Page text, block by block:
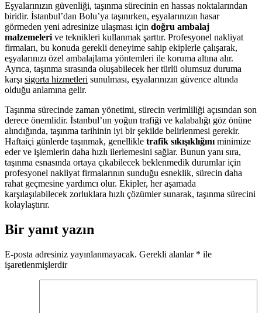
Eşyalarınızın güvenliği, taşınma sürecinin en hassas noktalarından
biridir. İstanbul’dan Bolu’ya taşınırken, eşyalarınızın hasar
görmeden yeni adresinize ulaşması için doğru ambalaj
malzemeleri ve teknikleri kullanmak şarttır. Profesyonel nakliyat
firmaları, bu konuda gerekli deneyime sahip ekiplerle çalışarak,
eşyalarınızı özel ambalajlama yöntemleri ile koruma altına alır.
Ayrıca, taşınma sırasında oluşabilecek her türlü olumsuz duruma
karşı sigorta hizmetleri sunulması, eşyalarınızın güvence altında
olduğu anlamına gelir.
Taşınma sürecinde zaman yönetimi, sürecin verimliliği açısından son
derece önemlidir. İstanbul’un yoğun trafiği ve kalabalığı göz önüne
alındığında, taşınma tarihinin iyi bir şekilde belirlenmesi gerekir.
Haftaiçi günlerde taşınmak, genellikle trafik sıkışıklığını minimize
eder ve işlemlerin daha hızlı ilerlemesini sağlar. Bunun yanı sıra,
taşınma esnasında ortaya çıkabilecek beklenmedik durumlar için
profesyonel nakliyat firmalarının sunduğu esneklik, sürecin daha
rahat geçmesine yardımcı olur. Ekipler, her aşamada
karşılaşılabilecek zorluklara hızlı çözümler sunarak, taşınma sürecini
kolaylaştırır.
Bir yanıt yazın
E-posta adresiniz yayınlanmayacak. Gerekli alanlar * ile
işaretlenmişlerdir